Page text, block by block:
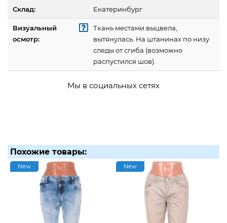
Склад: Екатеринбург
Визуальный
осмотр:
Ткань местами выцвела,
вытянулась. На штанинах по низу
следы от сгиба (возможно
распустился шов).
Мы в социальных сетях
Похожие товары:
New New